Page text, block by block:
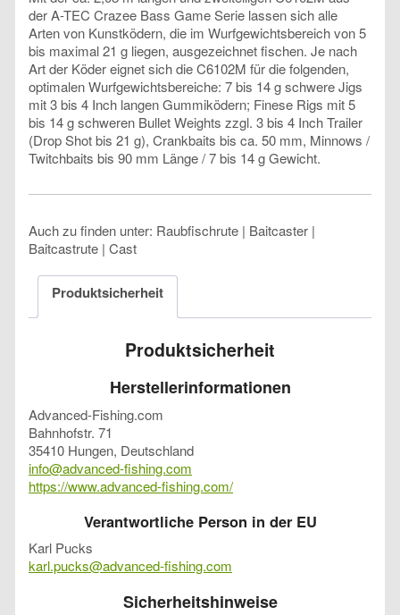
der A-TEC Crazee Bass Game Serie lassen sich alle
Arten von Kunstködern, die im Wurfgewichtsbereich von 5
bis maximal 21 g liegen, ausgezeichnet fischen. Je nach
Art der Köder eignet sich die C6102M für die folgenden,
optimalen Wurfgewichtsbereiche: 7 bis 14 g schwere Jigs
mit 3 bis 4 Inch langen Gummiködern; Finese Rigs mit 5
bis 14 g schweren Bullet Weights zzgl. 3 bis 4 Inch Trailer
(Drop Shot bis 21 g), Crankbaits bis ca. 50 mm, Minnows /
Twitchbaits bis 90 mm Länge / 7 bis 14 g Gewicht.
Auch zu finden unter: Raubfischrute | Baitcaster |
Baitcastrute | Cast
Produktsicherheit
Produktsicherheit
Herstellerinformationen
Advanced-Fishing.com
Bahnhofstr. 71
35410 Hungen, Deutschland
info@advanced-fishing.com
https://www.advanced-fishing.com/
Verantwortliche Person in der EU
Karl Pucks
karl.pucks@advanced-fishing.com
Sicherheitshinweise